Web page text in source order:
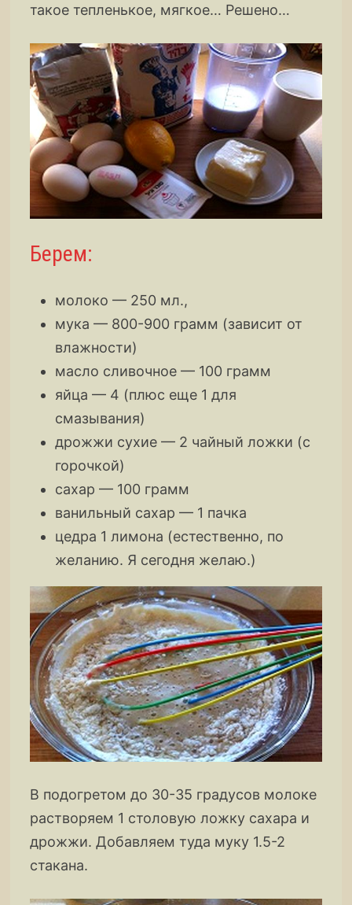
такое тепленькое, мягкое… Решено…
Берем:
молоко — 250 мл.,
мука — 800-900 грамм (зависит от
влажности)
масло сливочное — 100 грамм
яйца — 4 (плюс еще 1 для
смазывания)
дрожжи сухие — 2 чайный ложки (с
горочкой)
сахар — 100 грамм
ванильный сахар — 1 пачка
цедра 1 лимона (естественно, по
желанию. Я сегодня желаю.)
В подогретом до 30-35 градусов молоке
растворяем 1 столовую ложку сахара и
дрожжи. Добавляем туда муку 1.5-2
стакана.